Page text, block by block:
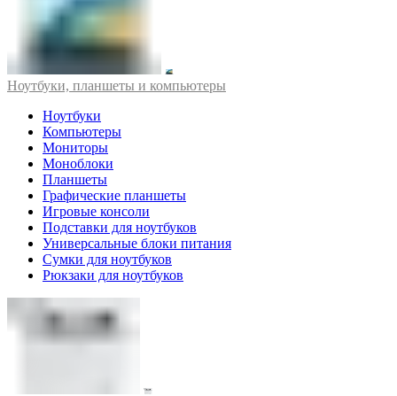
Ноутбуки, планшеты и компьютеры
Ноутбуки
Компьютеры
Мониторы
Моноблоки
Планшеты
Графические планшеты
Игровые консоли
Подставки для ноутбуков
Универсальные блоки питания
Сумки для ноутбуков
Рюкзаки для ноутбуков